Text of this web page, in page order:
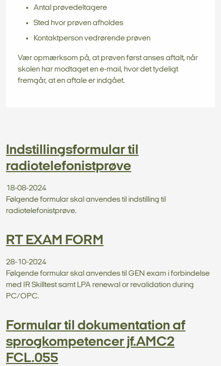
Antal prøvedeltagere
Sted hvor prøven afholdes
Kontaktperson vedrørende prøven
Vær opmærksom på, at prøven først anses aftalt, når
skolen har modtaget en e-mail, hvor det tydeligt
fremgår, at en aftale er indgået.
Indstillingsformular til
radiotelefonistprøve
18-08-2024
Følgende formular skal anvendes til indstilling til
radiotelefonistprøve.
RT EXAM FORM
28-10-2024
Følgende formular skal anvendes til GEN exam i forbindelse
med IR Skilltest samt LPA renewal or revalidation during
PC/OPC.
Formular til dokumentation af
sprogkompetencer jf.AMC2
FCL.055